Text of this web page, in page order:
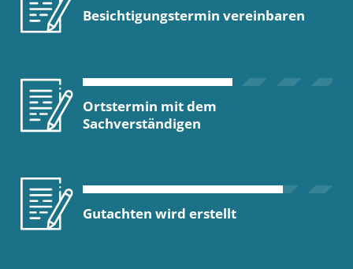
Besichtigungstermin vereinbaren
Ortstermin mit dem
Sachverständigen
Gutachten wird erstellt